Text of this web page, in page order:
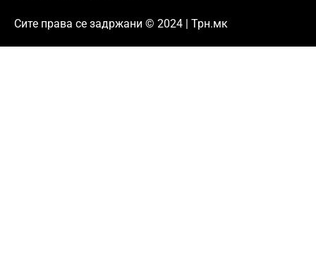
Сите права се задржани © 2024 | Трн.мк